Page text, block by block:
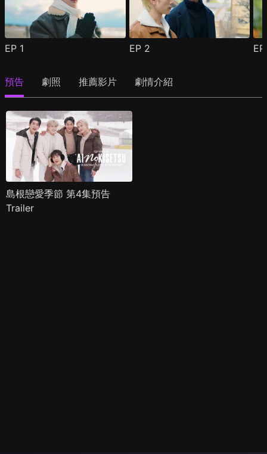
EP 1 EP 2
預告 劇照 推薦影片 劇情介紹
島根戀愛季節 第4集預告
Trailer